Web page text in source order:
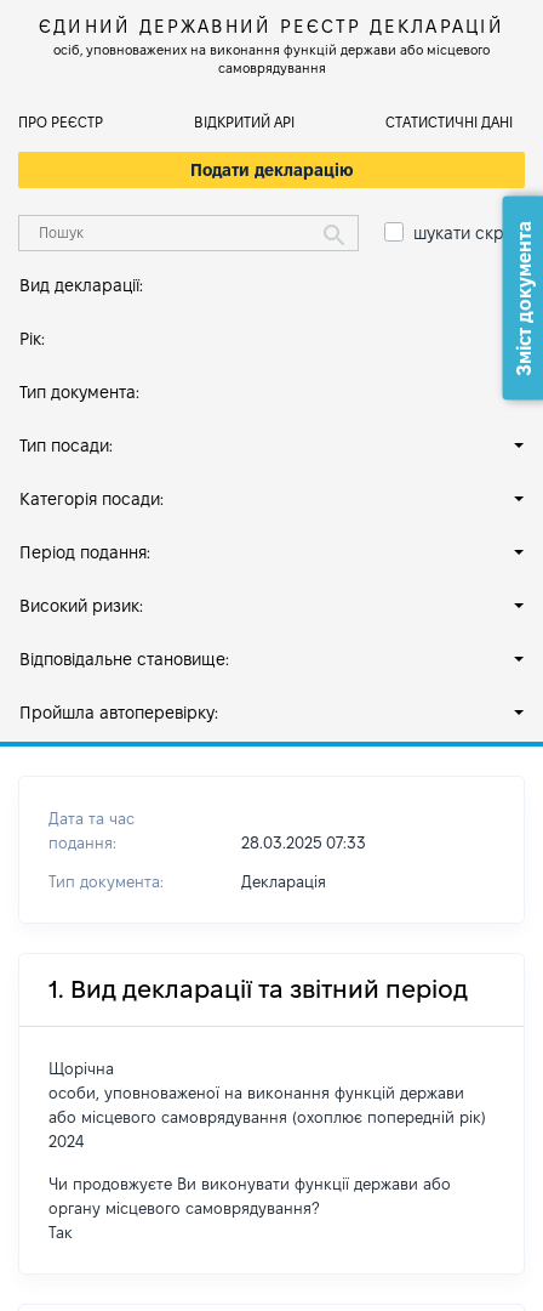
ЄДИНИЙ ДЕРЖАВНИЙ РЕЄСТР ДЕКЛАРАЦІЙ
осіб, уповноважених на виконання функцій держави або місцевого
самоврядування
ПРО РЕЄСТР ВІДКРИТИЙ АРІ СТАТИСТИЧНІ ДАНІ
Подати декларацію
шукати скрізь
Вид декларації:
Рік:
Тип документа:
Тип посади:
Категорія посади:
Період подання:
Високий ризик:
Відповідальне становище:
Пройшла автоперевірку:
Дата та час
подання:
28.03.2025 07:33
Тип документа: Декларація
1. Вид декларації та звітний період
Щорічна
особи, уповноваженої на виконання функцій держави
або місцевого самоврядування (охоплює попередній рік)
2024
Чи продовжуєте Ви виконувати функції держави або
органу місцевого самоврядування?
Так
Зміст документа